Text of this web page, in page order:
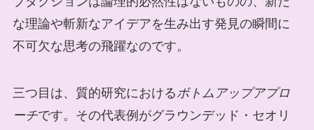
な理論や斬新なアイデアを生み出す発見の瞬間に
不可欠な思考の飛躍なのです。
三つ目は、質的研究におけるボトムアップアプロ
ーチです。その代表例がグラウンデッド・セオリ